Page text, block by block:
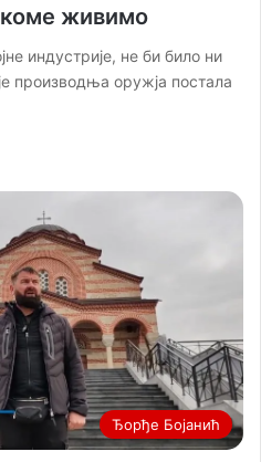
коме живимо
индустрије, не би било ни
производња оружја постала
Ђорђе Бојанић